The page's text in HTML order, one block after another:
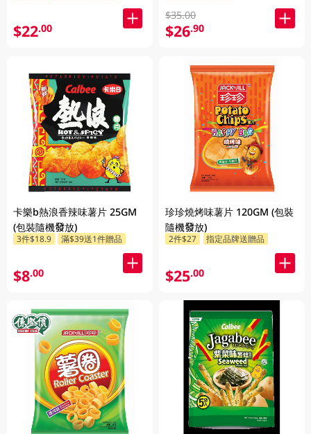
$22.00
卡樂b熱浪香辣味薯片 25GM
(包裝隨機發放)
3件$18.9 滿$39送1件贈品
$8.00
$35.00
$26.90
珍珍燒烤味薯片 120GM (包裝
隨機發放)
2件$27 指定品牌送贈品
$25.00